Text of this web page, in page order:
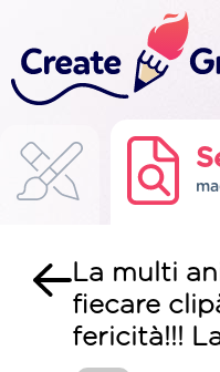
La multi
fiecare
fericità!!!